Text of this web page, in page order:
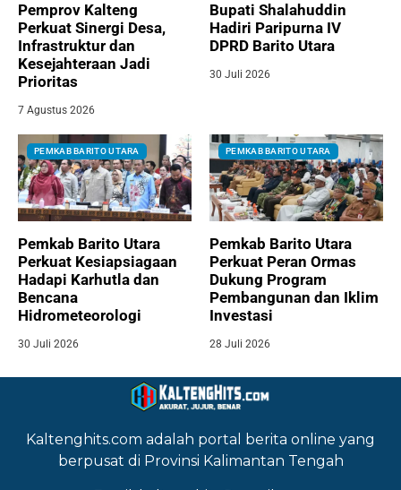
Pemprov Kalteng
Perkuat Sinergi Desa,
Infrastruktur dan
Kesejahteraan Jadi
Prioritas
7 Agustus 2026
Bupati Shalahuddin
Hadiri Paripurna IV
DPRD Barito Utara
30 Juli 2026
PEMKAB BARITO UTARA
Pemkab Barito Utara
Perkuat Kesiapsiagaan
Hadapi Karhutla dan
Bencana
Hidrometeorologi
30 Juli 2026
PEMKAB BARITO UTARA
Pemkab Barito Utara
Perkuat Peran Ormas
Dukung Program
Pembangunan dan Iklim
Investasi
28 Juli 2026
Kaltenghits.com adalah portal berita online yang
berpusat di Provinsi Kalimantan Tengah